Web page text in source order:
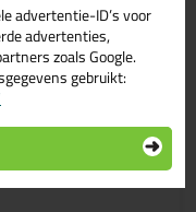
advertentie-ID’s voor
advertenties,
zoals Google.
gebruikt: